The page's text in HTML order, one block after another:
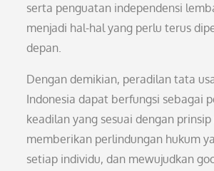
serta penguatan independensi
menjadi hal-hal yang perlu terus
depan.
Dengan demikian, peradilan tata
Indonesia dapat berfungsi sebagai
keadilan yang sesuai dengan
memberikan perlindungan hukum
setiap individu, dan mewujudkan